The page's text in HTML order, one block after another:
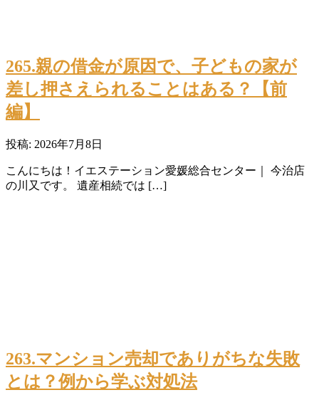
265.親の借金が原因で、子どもの家が
差し押さえられることはある？【前
編】
投稿: 2026年7月8日
こんにちは！イエステーション愛媛総合センター｜ 今治店
の川又です。 遺産相続では […]
263.マンション売却でありがちな失敗
とは？例から学ぶ対処法